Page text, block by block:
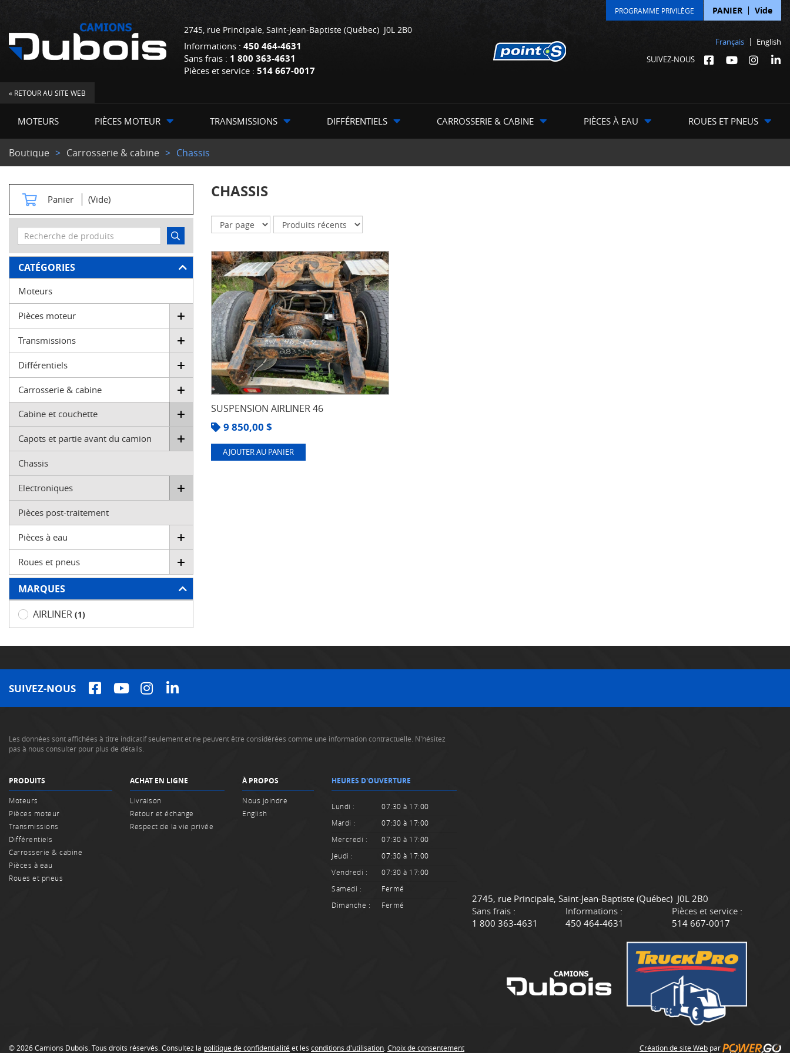
2745, rue Principale, Saint-Jean-Baptiste (Québec) J0L 2B0
Informations : 450 464-4631
Sans frais : 1 800 363-4631
Pièces et service : 514 667-0017
Français
English
SUIVEZ-NOUS
PROGRAMME PRIVILÈGE PANIER Vide
« RETOUR AU SITE WEB
MOTEURS PIÈCES MOTEUR TRANSMISSIONS DIFFÉRENTIELS CARROSSERIE & CABINE PIÈCES À EAU ROUES ET PNEUS
Boutique Carrosserie & cabine Chassis
Panier (Vide)
FILTRER
CATÉGORIES
Moteurs
Pièces moteur
Transmissions
Différentiels
Carrosserie & cabine
Cabine et couchette
Capots et partie avant du camion
Chassis
Electroniques
Pièces post-traitement
Pièces à eau
Roues et pneus
MARQUES
AIRLINER (1)
CHASSIS
SUSPENSION AIRLINER 46
9 850,00 $
AJOUTER AU PANIER
SUIVEZ-NOUS
Les données sont affichées à titre indicatif seulement et ne peuvent être considérées comme une information contractuelle. N'hésitez
pas à nous consulter pour plus de détails.
PRODUITS
Moteurs
Pièces moteur
Transmissions
Différentiels
Carrosserie & cabine
Pièces à eau
Roues et pneus
ACHAT EN LIGNE
Livraison
Retour et échange
Respect de la vie privée
À PROPOS
Nous joindre
English
HEURES D'OUVERTURE
Lundi :
07:30 à 17:00
Mardi :
07:30 à 17:00
Mercredi :
07:30 à 17:00
Jeudi :
07:30 à 17:00
Vendredi :
07:30 à 17:00
Samedi :
Fermé
Dimanche :
Fermé C
o
n
C
a
m
2745, rue Principale,Saint-Jean-Baptiste (Québec) J0L 2B0
Sans frais :
1 800 363-4631
Informations :
450 464-4631
Pièces et service :
514 667-0017
© 2026 Camions Dubois. Tous droits réservés. Consultez la politique de confidentialité et les conditions d'utilisation Choix de consentement Création de site Web par